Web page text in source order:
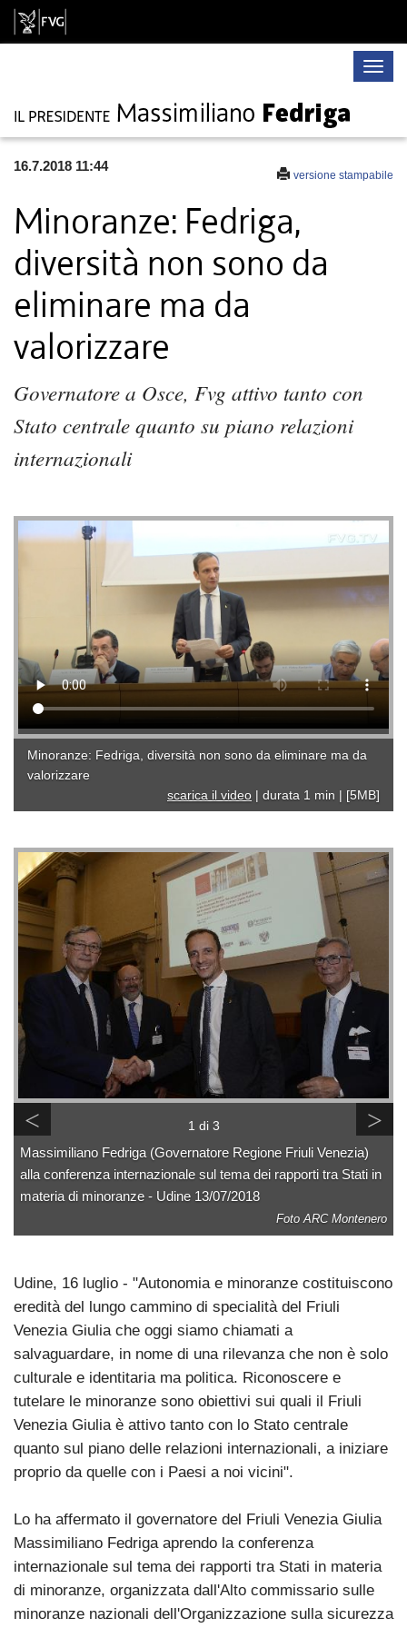
Toggle
versione stampabile
16.7.2018 11:44
Minoranze: Fedriga,
diversità non sono da
eliminare ma da
valorizzare
Governatore a Osce, Fvg attivo tanto con
Stato centrale quanto su piano relazioni
internazionali
Minoranze: Fedriga, diversità non sono da eliminare ma da
valorizzare
scarica il video | durata 1 min | [5MB]
< 1 di 3 >
Massimiliano Fedriga (Governatore Regione Friuli Venezia)
alla conferenza internazionale sul tema dei rapporti tra Stati in
materia di minoranze - Udine 13/07/2018
Foto ARC Montenero
Udine, 16 luglio - "Autonomia e minoranze costituiscono
eredità del lungo cammino di specialità del Friuli
Venezia Giulia che oggi siamo chiamati a
salvaguardare, in nome di una rilevanza che non è solo
culturale e identitaria ma politica. Riconoscere e
tutelare le minoranze sono obiettivi sui quali il Friuli
Venezia Giulia è attivo tanto con lo Stato centrale
quanto sul piano delle relazioni internazionali, a iniziare
proprio da quelle con i Paesi a noi vicini".
Lo ha affermato il governatore del Friuli Venezia Giulia
Massimiliano Fedriga aprendo la conferenza
internazionale sul tema dei rapporti tra Stati in materia
di minoranze, organizzata dall'Alto commissario sulle
minoranze nazionali dell'Organizzazione sulla sicurezza